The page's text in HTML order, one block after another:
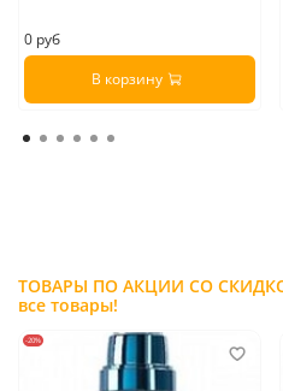
0 руб
В корзину
все товары!
-20%